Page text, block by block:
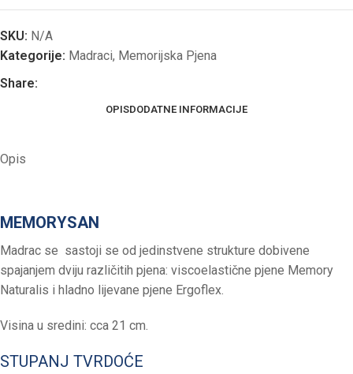
SKU: N/A
Kategorije: Madraci, Memorijska Pjena
Share:
OPISDODATNE INFORMACIJE
Opis
MEMORYSAN
Madrac se sastoji se od jedinstvene strukture dobivene
spajanjem dviju različitih pjena: viscoelastične pjene Memory
Naturalis i hladno lijevane pjene Ergoflex.
Visina u sredini: cca 21 cm.
STUPANJ TVRDOĆE